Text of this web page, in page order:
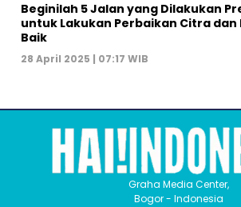
Beginilah 5 Jalan yang Dilakukan
untuk Lakukan Perbaikan Citra dan
Baik
28 April 2025 | 07:17 WIB
Graha Media Center,
Bogor - Indonesia